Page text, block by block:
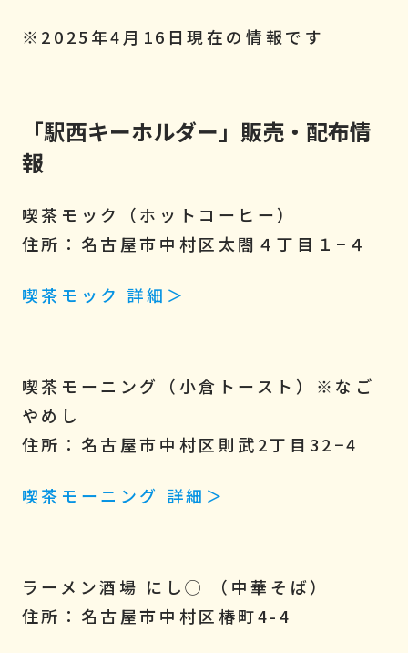
※2025年4月16日現在の情報です
「駅西キーホルダー」販売・配布情
報
喫茶モック（ホットコーヒー）
住所：名古屋市中村区太閤４丁目１−４
喫茶モック 詳細＞
喫茶モーニング（小倉トースト） ※なご
やめし
住所：名古屋市中村区則武2丁目32−4
喫茶モーニング 詳細＞
ラーメン酒場 にし◯ （中華そば）
住所：名古屋市中村区椿町4-4